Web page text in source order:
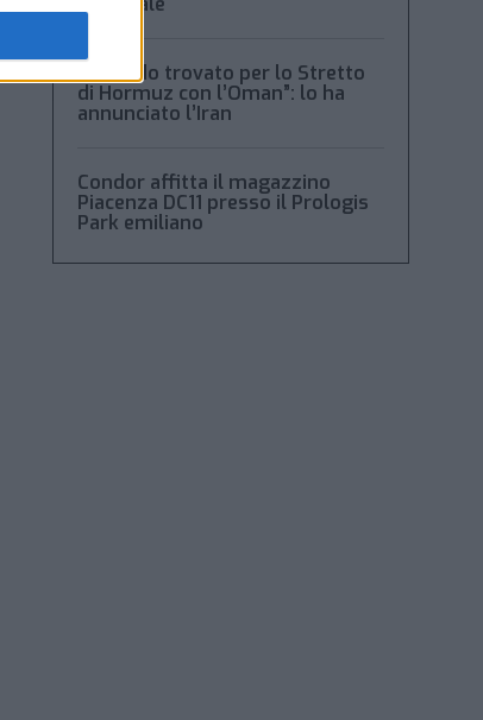
“Accordo trovato per lo Stretto
di Hormuz con l’Oman”: lo ha
annunciato l’Iran
Condor affitta il magazzino
Piacenza DC11 presso il Prologis
Park emiliano